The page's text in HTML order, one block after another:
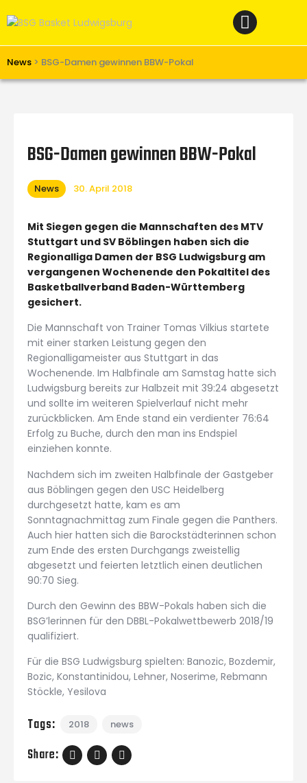
News > BSG-Damen gewinnen BBW-Pokal
Verein
Unterstützen
Links
BSG-Damen gewinnen BBW-Pokal
News 30. April 2018
Mit Siegen gegen die Mannschaften des MTV
Stuttgart und SV Böblingen haben sich die
Regionalliga Damen der BSG Ludwigsburg am
vergangenen Wochenende den Pokaltitel des
Basketballverband Baden-Württemberg
gesichert.
Die Mannschaft von Trainer Tomas Vilkius startete
mit einer starken Leistung gegen den
Regionalligameister aus Stuttgart in das
Wochenende. Im Halbfinale am Samstag hatte sich
Ludwigsburg bereits zur Halbzeit mit 39:24 abgesetzt
und sollte im weiteren Spielverlauf nicht mehr
zurückblicken. Am Ende stand ein verdienter 76:64
Erfolg zu Buche, durch den man ins Endspiel
einziehen konnte.
Nachdem sich im zweiten Halbfinale der Gastgeber
aus Böblingen gegen den USC Heidelberg
durchgesetzt hatte, kam es am
Sonntagnachmittag zum Finale gegen die Panthers.
Auch hier hatten sich die Barockstädterinnen schon
zum Ende des ersten Durchgangs zweistellig
abgesetzt und feierten letztlich einen deutlichen
90:70 Sieg.
Durch den Gewinn des BBW-Pokals haben sich die
BSG’lerinnen für den DBBL-Pokalwettbewerb 2018/19
qualifiziert.
Für die BSG Ludwigsburg spielten: Banozic, Bozdemir,
Bozic, Konstantinidou, Lehner, Noserime, Rebmann
Stöckle, Yesilova
Tags: 2018 news
Share: